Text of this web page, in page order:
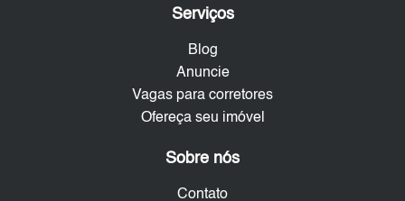
Serviços
Blog
Anuncie
Vagas para corretores
Ofereça seu imóvel
Sobre nós
Contato